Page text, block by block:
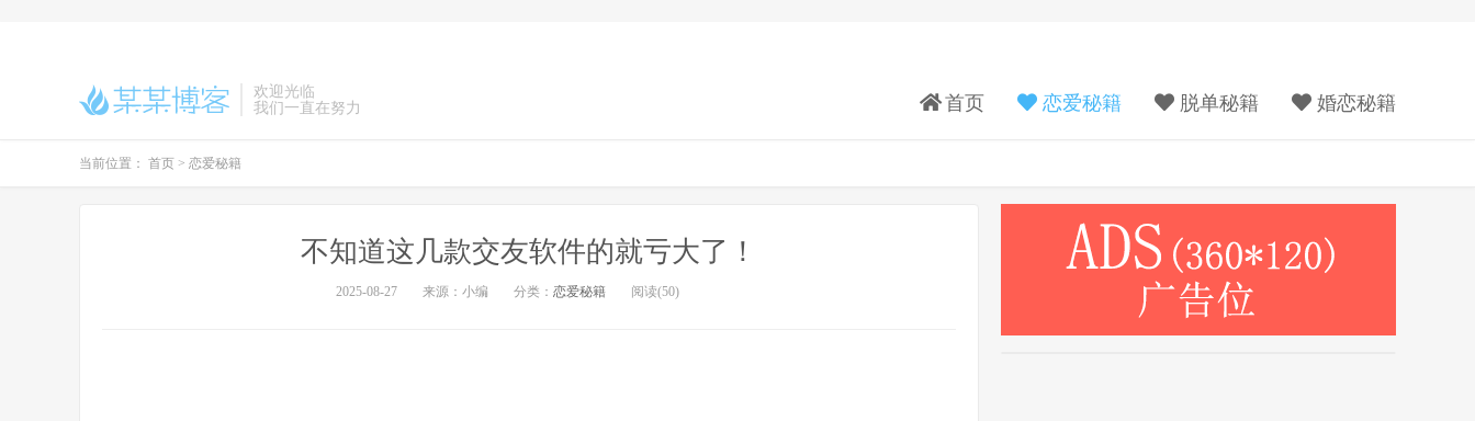
欢迎光临
我们一直在努力
首页 恋爱秘籍 脱单秘籍 婚恋秘籍
当前位置： 首页 > 恋爱秘籍
不知道这几款交友软件的就亏大了！
2025-08-27 来源：小编 分类： 恋爱秘籍 阅读(50)